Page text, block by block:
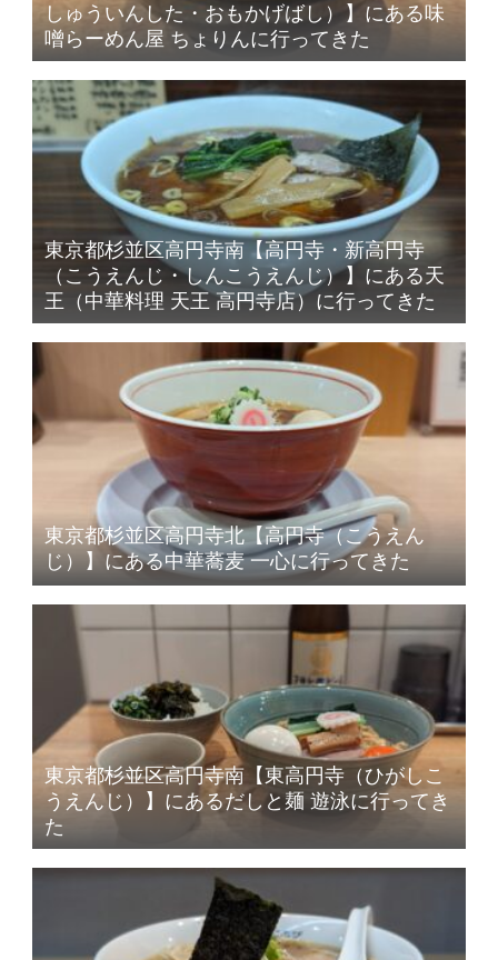
しゅういんした・おもかげばし）】にある味
噌らーめん屋 ちょりんに行ってきた
東京都杉並区高円寺南【高円寺・新高円寺
（こうえんじ・しんこうえんじ）】にある天
王（中華料理 天王 高円寺店）に行ってきた
東京都杉並区高円寺北【高円寺（こうえん
じ）】にある中華蕎麦 一心に行ってきた
東京都杉並区高円寺南【東高円寺（ひがしこ
うえんじ）】にあるだしと麺 遊泳に行ってき
た